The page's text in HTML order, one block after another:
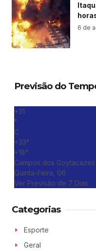
6 de
Previsão do
+31
°
C
+33°
+18°
Campos dos Goytacazes
Quinta-Feira, 06
Ver Previsão de 7 Dias
Categorias
Esporte
Geral